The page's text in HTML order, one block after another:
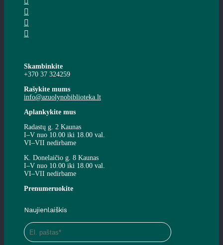
Skambinkite
+370 37 324259
Rašykite mums
info@azuolynobiblioteka.lt
Aplankykite mus
Radastų g. 2 Kaunas
I–V nuo 10.00 iki 18.00 val.
VI–VII nedirbame
K. Donelaičio g. 8 Kaunas
I–V nuo 10.00 iki 18.00 val.
VI–VII nedirbame
Prenumeruokite
Naujienlaiškis